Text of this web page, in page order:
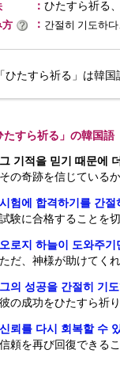
： ひたすら祈る
方
： 간절히 기도하
「ひたすら祈る」は韓
たすら祈る」の韓国
그 기적을 믿기 때문에
その奇跡を信じている
시험에 합격하기를 간절
試験に合格することを切
오로지 하늘이 도와주
ただ、神様が助けてく
그의 성공을 간절히 기
彼の成功をひたすら祈り
신뢰를 다시 회복할 수
信頼を再び回復できる